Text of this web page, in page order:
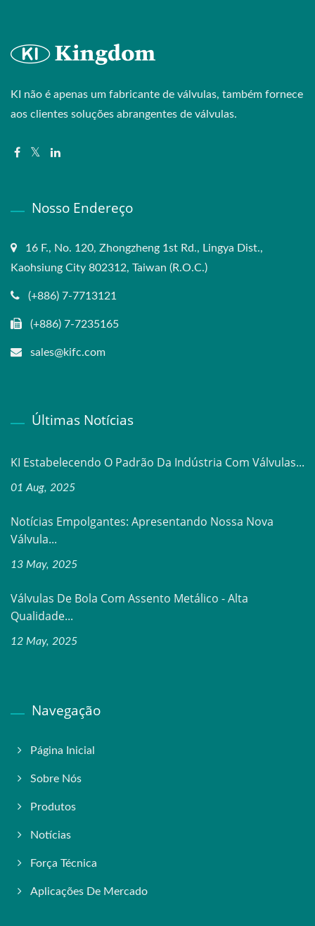
KI não é apenas um fabricante de válvulas, também fornece
aos clientes soluções abrangentes de válvulas.
Nosso Endereço
16 F., No. 120, Zhongzheng 1st Rd., Lingya Dist.,
Kaohsiung City 802312, Taiwan (R.O.C.)
(+886) 7-7713121
(+886) 7-7235165
sales@kifc.com
Últimas Notícias
KI Estabelecendo O Padrão Da Indústria Com Válvulas...
01 Aug, 2025
Notícias Empolgantes: Apresentando Nossa Nova
Válvula...
13 May, 2025
Válvulas De Bola Com Assento Metálico - Alta
Qualidade...
12 May, 2025
Navegação
Página Inicial
Sobre Nós
Produtos
Notícias
Força Técnica
Aplicações De Mercado